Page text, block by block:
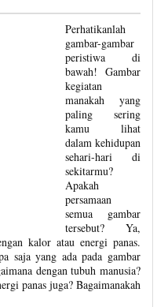
Perhatikanlah
gambar-gambar
peristiwa di
bawah! Gambar
kegiatan
manakah yang
paling sering
kamu lihat
dalam kehidupan
sehari-hari di
sekitarmu?
Apakah
persamaan
semua gambar
tersebut? Ya,
kalor atau energi panas.
saja yang ada pada gambar
dengan tubuh manusia?
panas juga? Bagaimanakah